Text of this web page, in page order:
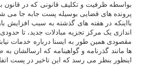
بواسطه ظرفیت و تکلیف قانونی که در قانون
پرونده های قضایی بوسیله پست جابه جا می
بااینکه در هفته های گذشته به سبب
اندازی یک مرکز تجزیه مبادلات جدید، تا
ها مانند گذرنامه و گواهینامه که
اینطور بنظر می رسد که این تاخیر در پست